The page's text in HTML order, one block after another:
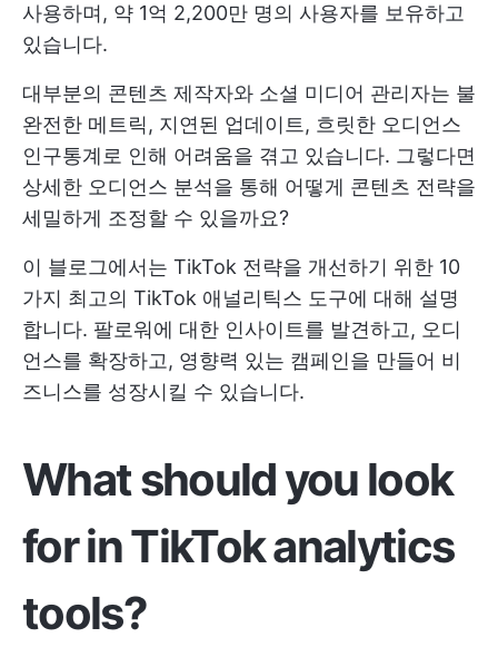
사용하며, 약 1억 2,200만 명의 사용자를 보유하고
있습니다.
대부분의 콘텐츠 제작자와 소셜 미디어 관리자는 불
완전한 메트릭, 지연된 업데이트, 흐릿한 오디언스
인구통계로 인해 어려움을 겪고 있습니다. 그렇다면
상세한 오디언스 분석을 통해 어떻게 콘텐츠 전략을
세밀하게 조정할 수 있을까요?
이 블로그에서는 TikTok 전략을 개선하기 위한 10
가지 최고의 TikTok 애널리틱스 도구에 대해 설명
합니다. 팔로워에 대한 인사이트를 발견하고, 오디
언스를 확장하고, 영향력 있는 캠페인을 만들어 비
즈니스를 성장시킬 수 있습니다.
What should you look
for in TikTok analytics
tools?